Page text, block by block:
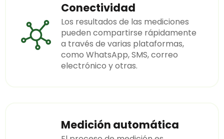
Conectividad
Los resultados de las mediciones
pueden compartirse rápidamente
a través de varias plataformas,
como WhatsApp, SMS, correo
electrónico y otras.
Medición automática